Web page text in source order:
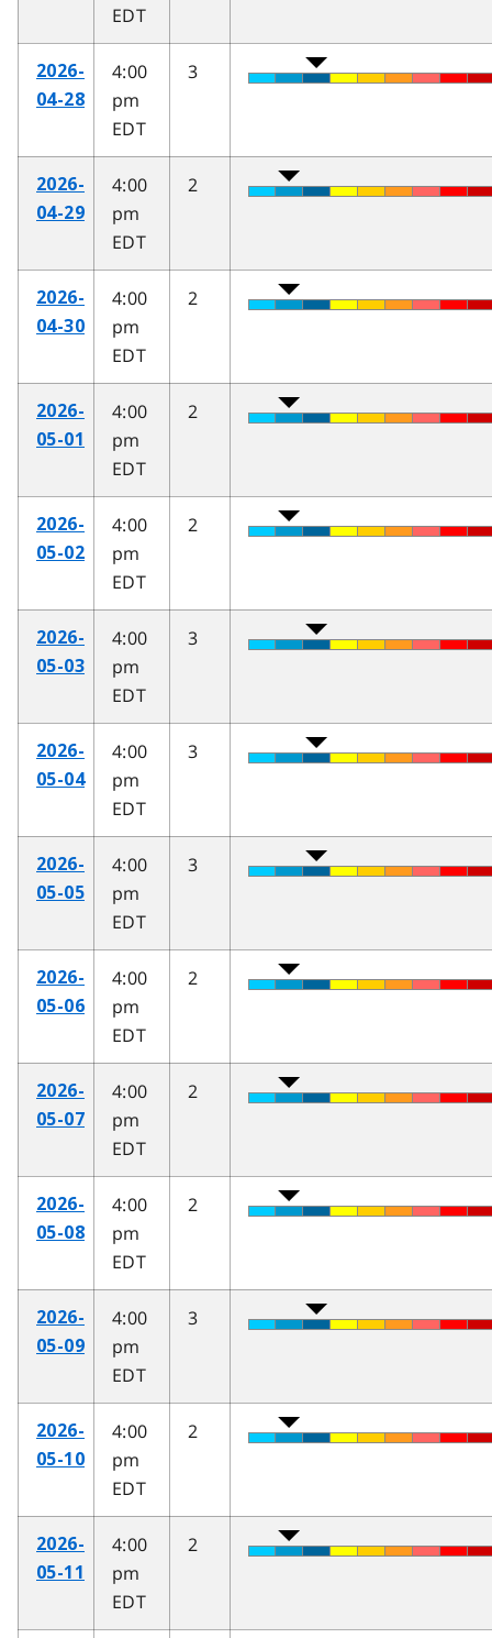
EDT
2026-
04-28
4:00
pm
EDT
3
2026-
04-29
4:00
pm
EDT
2
2026-
04-30
4:00
pm
EDT
2
2026-
05-01
4:00
pm
EDT
2
2026-
05-02
4:00
pm
EDT
2
2026-
05-03
4:00
pm
EDT
3
2026-
05-04
4:00
pm
EDT
3
2026-
05-05
4:00
pm
EDT
3
2026-
05-06
4:00
pm
EDT
2
2026-
05-07
4:00
pm
EDT
2
2026-
05-08
4:00
pm
EDT
2
2026-
05-09
4:00
pm
EDT
3
2026-
05-10
4:00
pm
EDT
2
2026-
05-11
4:00
pm
EDT
2